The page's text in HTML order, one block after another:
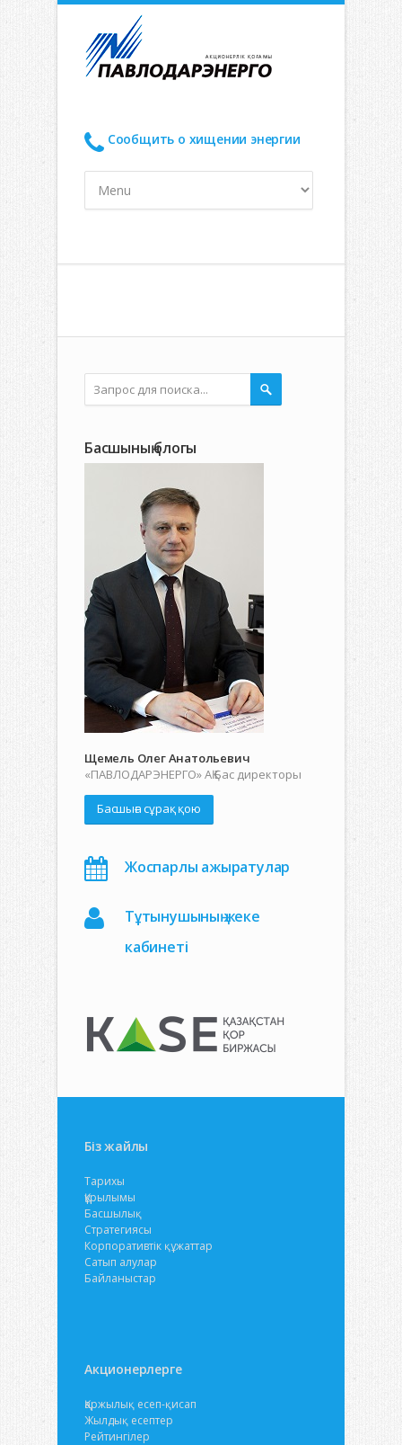
Сообщить о хищении энергии
Басшының блогы
Щемель Олег Анатольевич
«ПАВЛОДАРЭНЕРГО» АҚ Бас директоры
Басшыға сұрақ қою
Жоспарлы ажыратулар
Тұтынушының жеке
кабинеті
Біз жайлы
Тарихы
Құрылымы
Басшылық
Стратегиясы
Корпоративтік құжаттар
Сатып алулар
Байланыстар
Акционерлерге
Қаржылық есеп-қисап
Жылдық есептер
Рейтингілер